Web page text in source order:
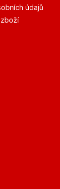
údajů